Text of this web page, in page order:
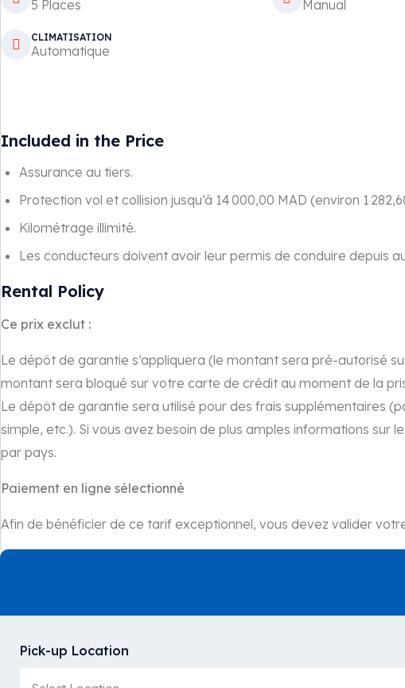
5 Places Manual
CLIMATISATION
Automatique
Included in the Price
Assurance au tiers.
Protection vol et collision jusqu’à 14 000,00 MAD (environ 1
Kilométrage illimité.
Les conducteurs doivent avoir leur permis de conduire depuis
Rental Policy
Ce prix exclut :
Le dépôt de garantie s’appliquera (le montant sera pré-autorisé
montant sera bloqué sur votre carte de crédit au moment de la
Le dépôt de garantie sera utilisé pour des frais supplémentaires
simple, etc.). Si vous avez besoin de plus amples informations
par pays.
Paiement en ligne sélectionné
Afin de bénéficier de ce tarif exceptionnel, vous devez valider
Pick-up Location